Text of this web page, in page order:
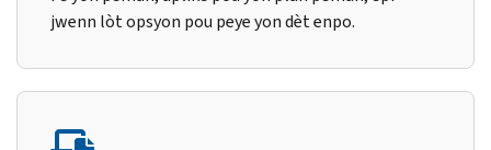
jwenn lòt opsyon pou peye yon dèt enpo.